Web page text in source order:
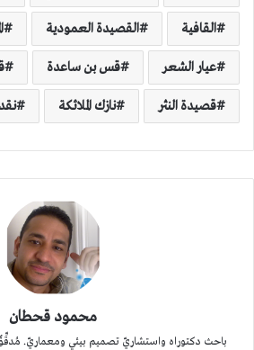
القافية القصيدة العمودية
عيار الشعر قس بن ساعدة
قصيدة النثر نازك الملائكة
محمود قحطان
باحث دكتوراه واستشاريّ تصميم بيئي ومعماريّ.